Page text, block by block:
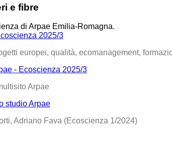
e fibre
di Arpae Emilia-Romagna.
2025/3
europei, qualità, ecomanagement,
- Ecoscienza 2025/3
Arpae
studio Arpae
Adriano Fava (Ecoscienza 1/2024)